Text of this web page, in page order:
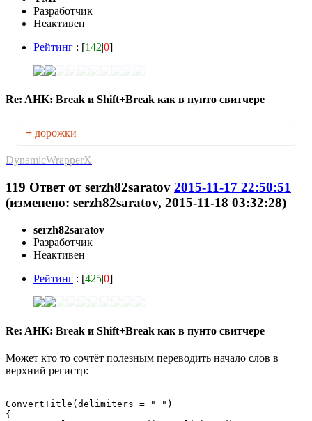
Разработчик
Неактивен
Рейтинг : [142|0]
Re: AHK: Break и Shift+Break как в пунто свитчере
+ дорожки
DynamicWrapperX
119 Ответ отserzh82saratov 2015-11-17 22:50:51
(изменено: serzh82saratov, 2015-11-18 03:32:28)
serzh82saratov
Разработчик
Неактивен
Рейтинг : [425|0]
Re: AHK: Break и Shift+Break как в пунто свитчере
Может кто то сочтёт полезным переводить начало слов в
верхний регистр:
ConvertTitle(delimiters = " ")
{